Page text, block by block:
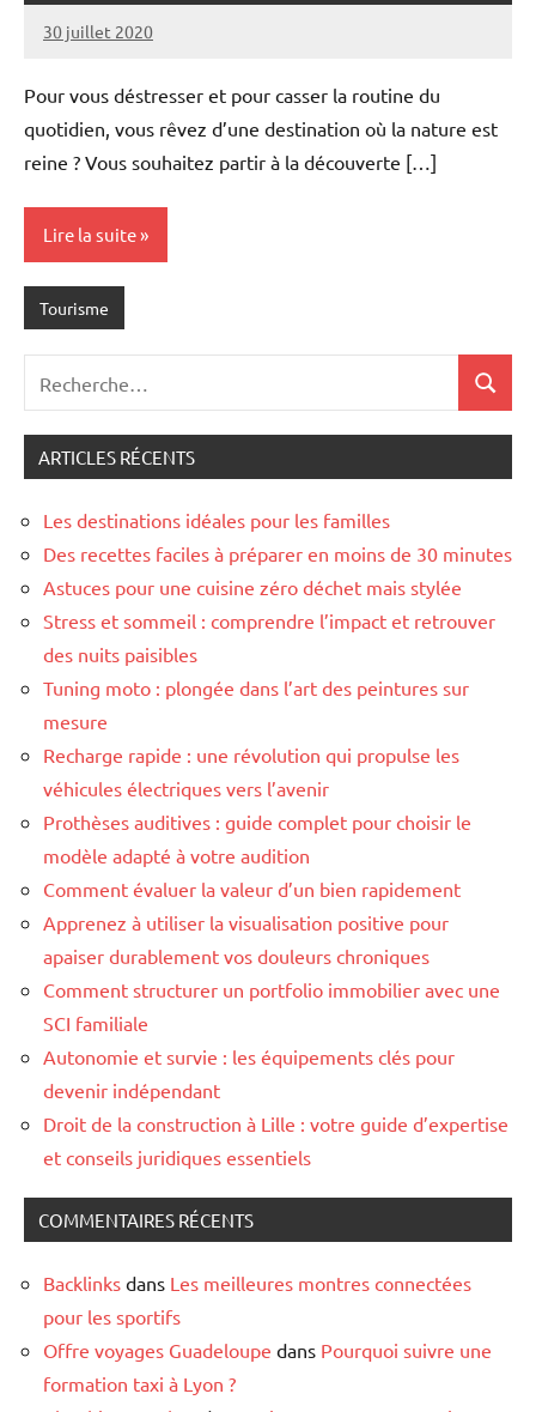
30 juillet 2020
Arisoa
Aucun
Pour vous déstresser et pour casser la routine du
quotidien, vous rêvez d’une destination où la nature est
reine ? Vous souhaitez partir à la découverte […]
Lire la suite
Tourisme
pour
:
ARTICLES RÉCENTS
Les destinations idéales pour les familles
Des recettes faciles à préparer en moins de 30 minutes
Astuces pour une cuisine zéro déchet mais stylée
Stress et sommeil : comprendre l’impact et retrouver
des nuits paisibles
Tuning moto : plongée dans l’art des peintures sur
mesure
Recharge rapide : une révolution qui propulse les
véhicules électriques vers l’avenir
Prothèses auditives : guide complet pour choisir le
modèle adapté à votre audition
Comment évaluer la valeur d’un bien rapidement
Apprenez à utiliser la visualisation positive pour
apaiser durablement vos douleurs chroniques
Comment structurer un portfolio immobilier avec une
SCI familiale
Autonomie et survie : les équipements clés pour
devenir indépendant
Droit de la construction à Lille : votre guide d’expertise
et conseils juridiques essentiels
COMMENTAIRES RÉCENTS
Backlinks dans Les meilleures montres connectées
pour les sportifs
Offre voyages Guadeloupe dans Pourquoi suivre une
formation taxi à Lyon ?